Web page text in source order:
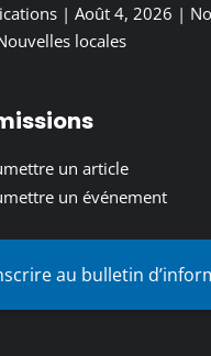
| Août 4, 2026 |
locales
un article
un événement
au bulletin